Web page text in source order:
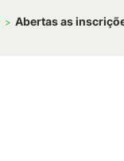
Abertas as